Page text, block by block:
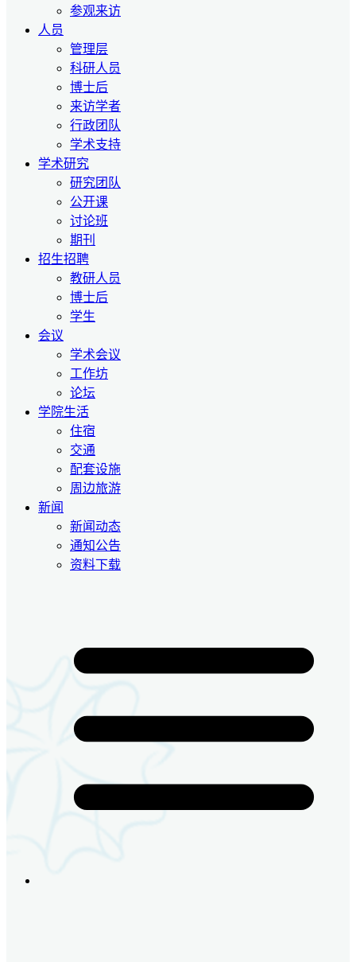
参观来访
人员
管理层
科研人员
博士后
来访学者
行政团队
学术支持
学术研究
研究团队
公开课
讨论班
期刊
招生招聘
教研人员
博士后
学生
会议
学术会议
工作坊
论坛
学院生活
住宿
交通
配套设施
周边旅游
新闻
新闻动态
通知公告
资料下载